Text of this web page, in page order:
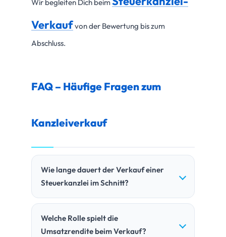
Wir begleiten Dich beim
Verkaufvon der Bewertung bis zum
Abschluss.
FAQ – Häufige Fragen zum
Kanzleiverkauf
Wie lange dauert der Verkauf einer
Steuerkanzlei im Schnitt?
Welche Rolle spielt die
Umsatzrendite beim Verkauf?